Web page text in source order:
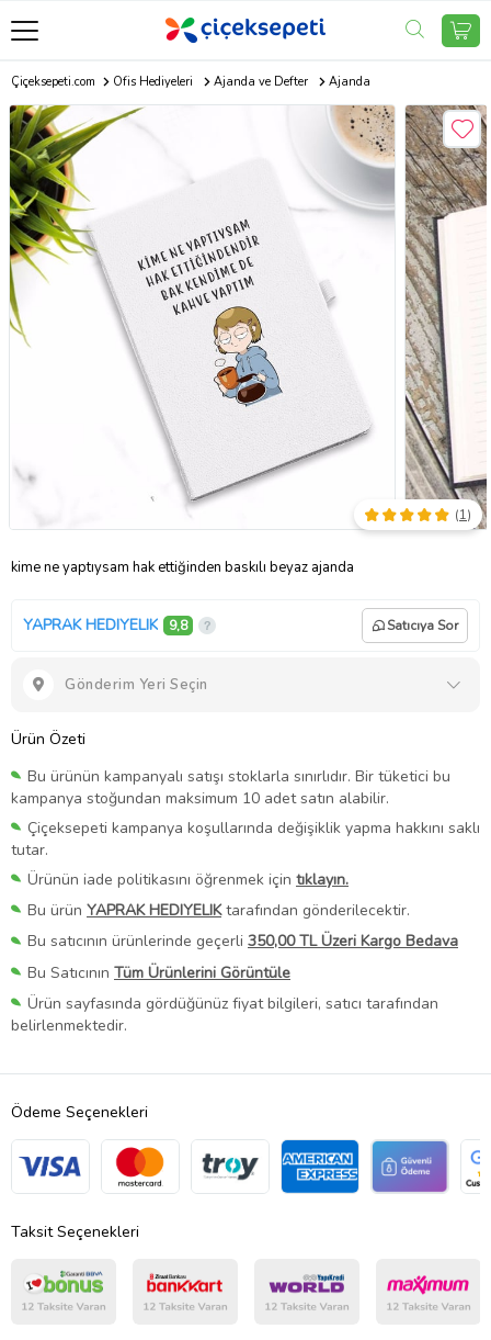
Çiçeksepeti.com Ofis Hediyeleri Ajanda ve Defter Ajanda
kime ne yaptıysam hak ettiğinden baskılı beyaz ajanda
(1)
YAPRAK HEDIYELIK 9,8 Satıcıya Sor
Gönderim Yeri Seçin
Ürün Özeti
Bu ürünün kampanyalı satışı stoklarla sınırlıdır. Bir tüketici bu
kampanya stoğundan maksimum 10 adet satın alabilir.
Çiçeksepeti kampanya koşullarında değişiklik yapma hakkını saklı
tutar.
Ürünün iade politikasını öğrenmek için tıklayın.
Bu ürün YAPRAK HEDIYELIKtarafından gönderilecektir.
Bu satıcının ürünlerinde geçerli 350,00 TL Üzeri Kargo Bedava
Bu Satıcının Tüm Ürünlerini Görüntüle
Ürün sayfasında gördüğünüz fiyat bilgileri, satıcı tarafından
belirlenmektedir.
Ödeme Seçenekleri
Taksit Seçenekleri